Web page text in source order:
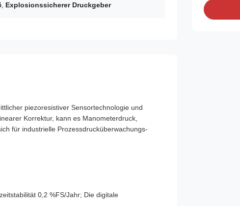
, Explosionssicherer Druckgeber
piezoresistiver Sensortechnologie und
Korrektur, kann es Manometerdruck,
für industrielle Prozessdrucküberwachungs-
0,2 %FS/Jahr; Die digitale